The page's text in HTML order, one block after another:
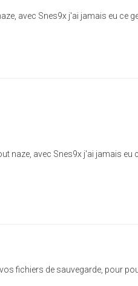
avec Snes9x j'ai jamais eu ce
naze, avec Snes9x j'ai jamais eu
fichiers de sauvegarde, pour